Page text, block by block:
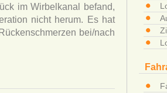
im Wirbelkanal befand,
nicht herum. Es hat
bei/nach